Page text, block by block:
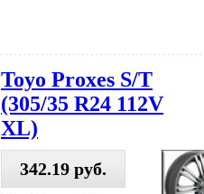
Toyo Proxes S/T
(305/35 R24 112V
XL)
342.19 руб.